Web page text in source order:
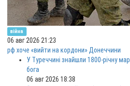
війна
06 авг 2026 21:23
рф хоче «вийти на кордони» Донеччини
У Туреччині знайшли 1800-річну
бога
06 авг 2026 18:38